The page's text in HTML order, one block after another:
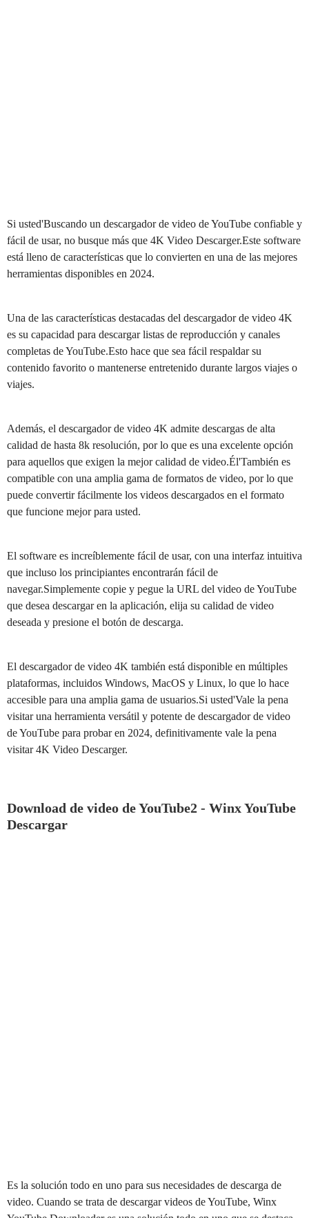
Si usted'Buscando un descargador de video de YouTube confiable y
fácil de usar, no busque más que 4K Video Descarger.Este software
está lleno de características que lo convierten en una de las mejores
herramientas disponibles en 2024.
Una de las características destacadas del descargador de video 4K
es su capacidad para descargar listas de reproducción y canales
completas de YouTube.Esto hace que sea fácil respaldar su
contenido favorito o mantenerse entretenido durante largos viajes o
viajes.
Además, el descargador de video 4K admite descargas de alta
calidad de hasta 8k resolución, por lo que es una excelente opción
para aquellos que exigen la mejor calidad de video.Él'También es
compatible con una amplia gama de formatos de video, por lo que
puede convertir fácilmente los videos descargados en el formato
que funcione mejor para usted.
El software es increíblemente fácil de usar, con una interfaz intuitiva
que incluso los principiantes encontrarán fácil de
navegar.Simplemente copie y pegue la URL del video de YouTube
que desea descargar en la aplicación, elija su calidad de video
deseada y presione el botón de descarga.
El descargador de video 4K también está disponible en múltiples
plataformas, incluidos Windows, MacOS y Linux, lo que lo hace
accesible para una amplia gama de usuarios.Si usted'Vale la pena
visitar una herramienta versátil y potente de descargador de video
de YouTube para probar en 2024, definitivamente vale la pena
visitar 4K Video Descarger.
Download de video de YouTube2 - Winx YouTube
Descargar
Es la solución todo en uno para sus necesidades de descarga de
video. Cuando se trata de descargar videos de YouTube, Winx